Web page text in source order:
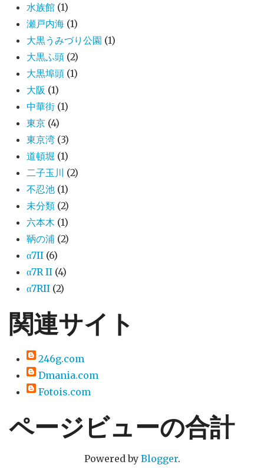
水族館 (1)
瀬戸内海 (1)
大黒うみづり公園 (1)
大黒ふ頭 (2)
大黒埠頭 (1)
大阪 (1)
中華街 (1)
東京 (4)
東京湾 (3)
道頓堀 (1)
二子玉川 (2)
不忍池 (1)
未分類 (2)
六本木 (1)
鞆の浦 (2)
α7II (6)
α7R II (4)
α7RII (2)
関連サイト
246g.com
Dmania.com
Fotois.com
ページビューの合計
Powered by Blogger.